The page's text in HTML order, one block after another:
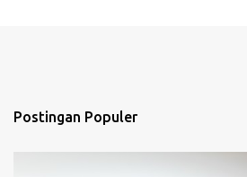
Postingan Populer